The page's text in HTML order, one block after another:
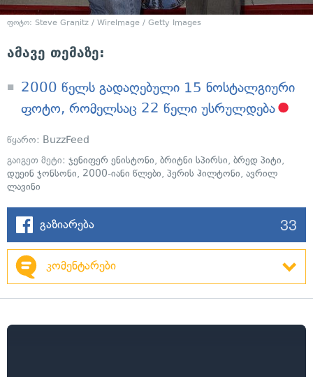
ფოტო: Steve Granitz / WireImage / Getty Images
ამავე თემაზე:
2000 წელს გადაღებული 15 ნოსტალგიური
ფოტო, რომელსაც 22 წელი უსრულდება
წყარო: BuzzFeed
გაიგეთ მეტი: ჯენიფერ ენისტონი, ბრიტნი სპირსი, ბრედ პიტი,
დუეინ ჯონსონი, 2000-იანი წლები, პერის ჰილტონი, ავრილ
ლავინი
გაზიარება 33
კომენტარები